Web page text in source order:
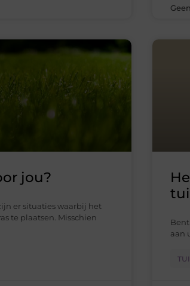
jou?
er situaties waarbij het
te plaatsen. Misschien
aan